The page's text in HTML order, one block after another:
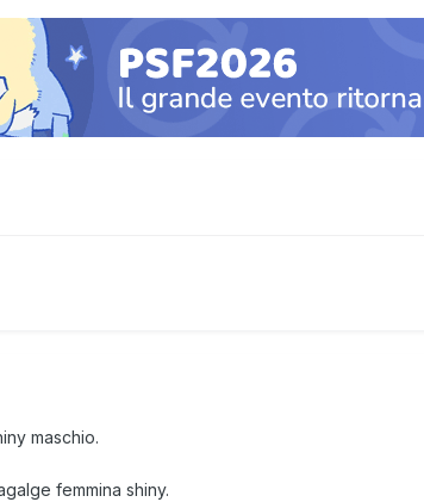
maschio.
femmina shiny.